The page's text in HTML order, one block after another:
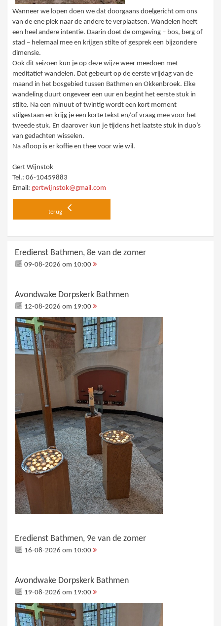
Wanneer we lopen doen we dat doorgaans doelgericht om ons
van de ene plek naar de andere te verplaatsen. Wandelen heeft
een heel andere intentie. Daarin doet de omgeving – bos, berg of
stad – helemaal mee en krijgen stilte of gesprek een bijzondere
dimensie.
Ook dit seizoen kun je op deze wijze weer meedoen met
meditatief wandelen. Dat gebeurt op de eerste vrijdag van de
maand in het bosgebied tussen Bathmen en Okkenbroek. Elke
wandeling duurt ongeveer een uur en begint het eerste stuk in
stilte. Na een minuut of twintig wordt een kort moment
stilgestaan en krijg je een korte tekst en/of vraag mee voor het
tweede stuk. En daarover kun je tijdens het laatste stuk in duo’s
van gedachten wisselen.
Na afloop is er koffie en thee voor wie wil.
Gert Wijnstok
Tel.: 06-10459883
Email:gertwijnstok@gmail.com
terug
Eredienst Bathmen, 8e van de zomer
09-08-2026 om 10:00
Avondwake Dorpskerk Bathmen
12-08-2026 om 19:00
Eredienst Bathmen, 9e van de zomer
16-08-2026 om 10:00
Avondwake Dorpskerk Bathmen
19-08-2026 om 19:00